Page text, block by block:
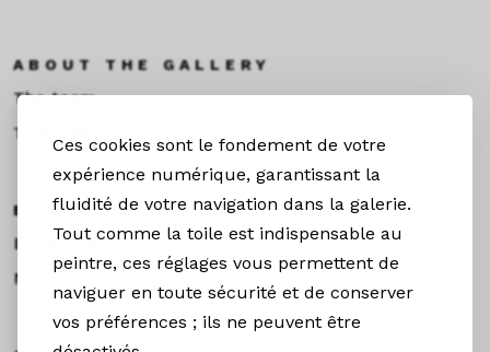
Ces cookies sont le fondement de votre
expérience numérique, garantissant la
fluidité de votre navigation dans la galerie.
Tout comme la toile est indispensable au
peintre, ces réglages vous permettent de
naviguer en toute sécurité et de conserver
vos préférences ; ils ne peuvent être
ABOUT THE GALLERY
The team
Toulouse
EXHIBITIONS &NEWS
Exhibitions
News